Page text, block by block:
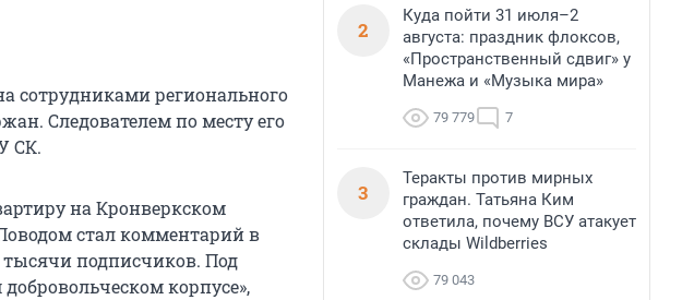
сотрудниками регионального
Следователем по месту его
СК.
на Кронверкском
стал комментарий в
тысячи подписчиков. Под
корпусе»,
2
Куда пойти 31 июля–2
августа: праздник флоксов,
«Пространственный сдвиг» у
Манежа и «Музыка мира»
79 779 7
3
Теракты против мирных
граждан. Татьяна Ким
ответила, почему ВСУ атакует
склады Wildberries
79 043